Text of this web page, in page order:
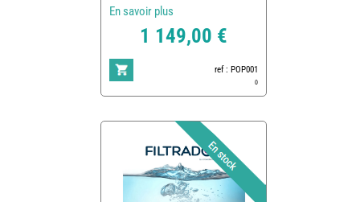
En savoir plus
1 149,00 €
ref : POP001
0